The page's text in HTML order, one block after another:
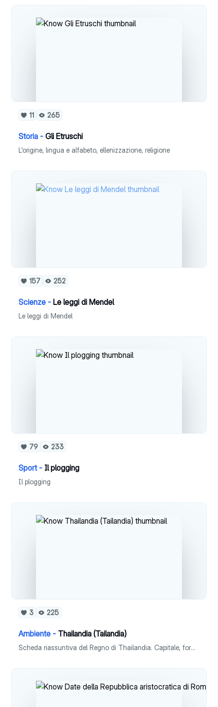
11 265
Storia - Gli Etruschi
L'origine, lingua e alfabeto, ellenizzazione, religione
157 252
Scienze - Le leggi di Mendel
Le leggi di Mendel
79 233
Sport - Il plogging
Il plogging
3 225
Ambiente - Thailandia (Tailandia)
Scheda riassuntiva del Regno di Thailandia. Capitale, forma istituzionale, superficie, densità, popolazione, lingua, religione, moneta, PIL pro capite e ISU.